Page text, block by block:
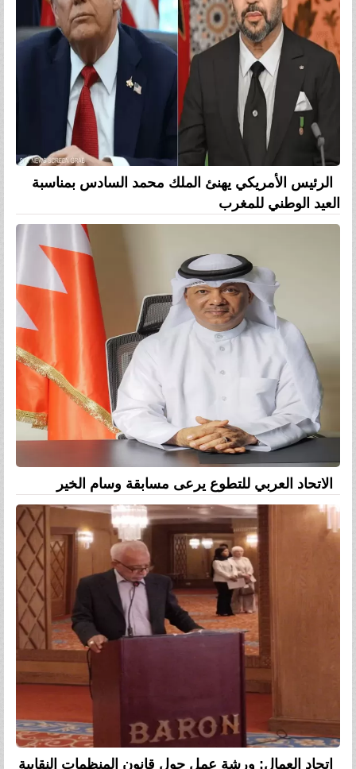
الرئيس الأمريكي يهنئ الملك محمد السادس بمناسبة
العيد الوطني للمغرب
الاتحاد العربي للتطوع يرعى مسابقة وسام الخير
إتحاد العمال: ورشة عمل حول قانون المنظمات النقابية